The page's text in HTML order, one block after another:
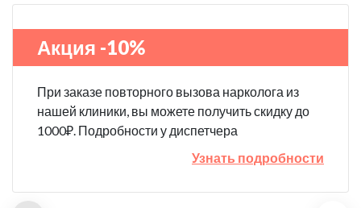
Акция -10%
При заказе повторного вызова нарколога из
нашей клиники, вы можете получить скидку до
1000₽. Подробности у диспетчера
Узнать подробности